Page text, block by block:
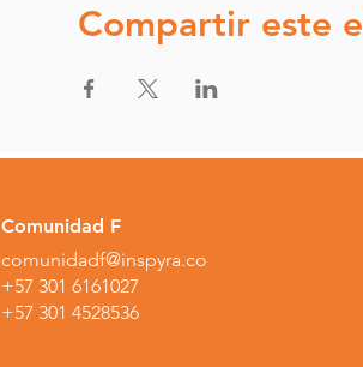
Compartir este
Comunidad F
comunidadf@inspyra.co
+57 301 6161027
+57 301 4528536